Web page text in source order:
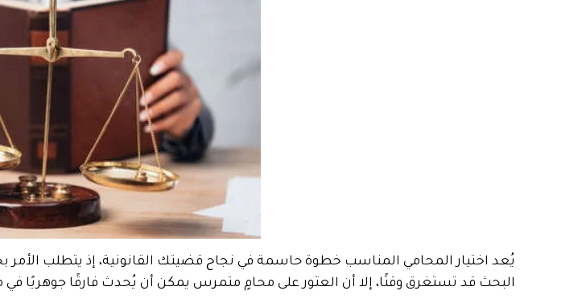
يُعد اختيار المحامي المناسب خطوة حاسمة في نجاح قضيتك القانونية، إذ يتطلب الأمر
البحث قد تستغرق وقتًا، إلا أن العثور على محامٍ متمرس يمكن أن يُحدث فارقًا جوهريًا في